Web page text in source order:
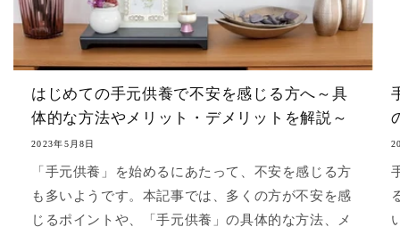
はじめての手元供養で不安を感じる方へ～具
体的な方法やメリット・デメリットを解説～
2023年5月8日
「手元供養」を始めるにあたって、不安を感じる方
も多いようです。本記事では、多くの方が不安を感
じるポイントや、「手元供養」の具体的な方法、メ